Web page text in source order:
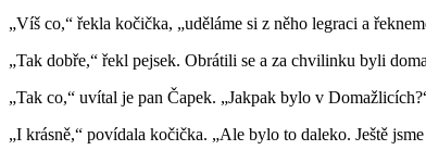
„Víš co,“ řekla kočička, „uděláme si z něho legraci a
„Tak dobře,“ řekl pejsek. Obrátili se a za chvilinku byli
„Tak co,“ uvítal je pan Čapek. „Jakpak bylo v
„I krásně,“ povídala kočička. „Ale bylo to daleko. Ještě